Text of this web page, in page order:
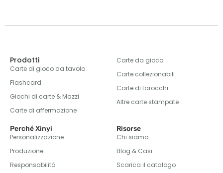
Prodotti
Carte di gioco da tavolo
Flashcard
Giochi di carte & Mazzi
Carte di affermazione
Carte da gioco
Carte collezionabili
Carte di tarocchi
Altre carte stampate
Perché Xinyi
Personalizzazione
Produzione
Responsabilità
Risorse
Chi siamo
Blog & Casi
Scarica il catalogo